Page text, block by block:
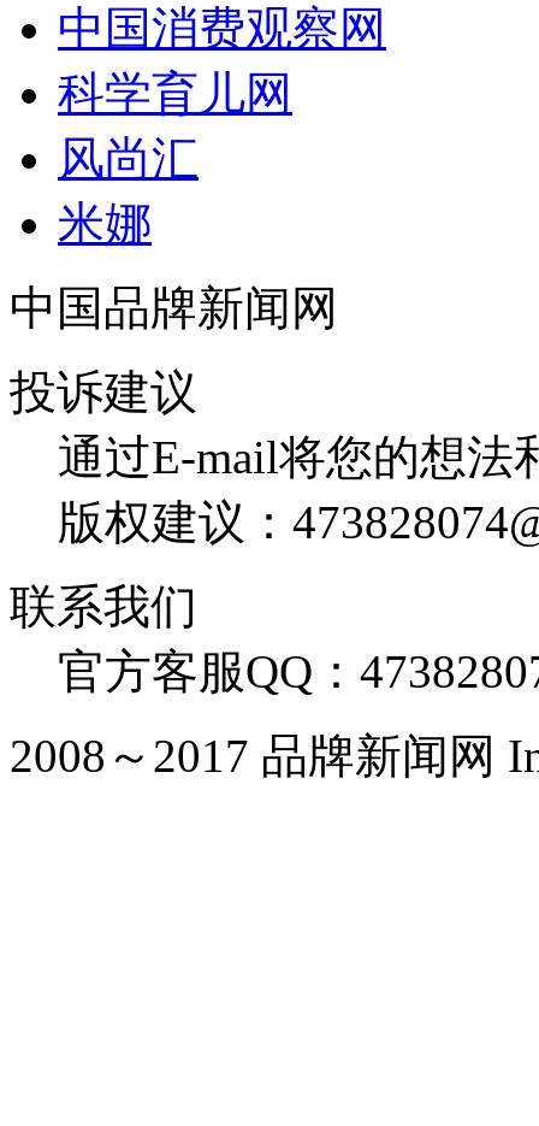
中国消费观察网
科学育儿网
风尚汇
米娜
中国品牌新闻网
投诉建议
通过E-mail将您的想法
版权建议：
联系我们
官方客服QQ：
2008～2017 品牌新闻网